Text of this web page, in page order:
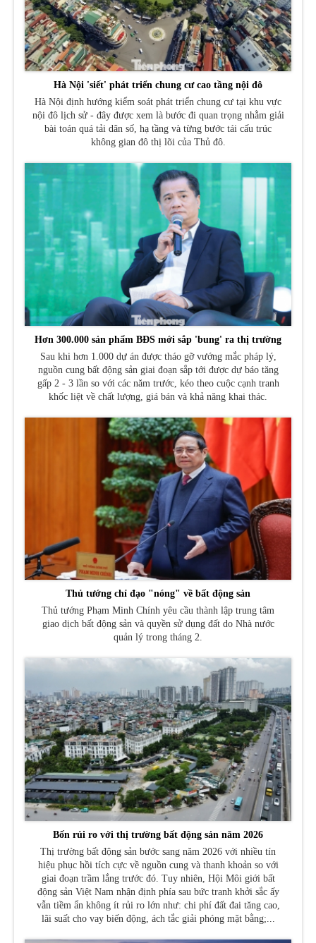
Hà Nội 'siết' phát triển chung cư cao tầng nội đô
Hà Nội định hướng kiểm soát phát triển chung cư tại khu vực
nội đô lịch sử - đây được xem là bước đi quan trọng nhằm giải
bài toán quá tải dân số, hạ tầng và từng bước tái cấu trúc
không gian đô thị lõi của Thủ đô.
Hơn 300.000 sản phẩm BĐS mới sắp 'bung' ra thị trường
Sau khi hơn 1.000 dự án được tháo gỡ vướng mắc pháp lý,
nguồn cung bất động sản giai đoạn sắp tới được dự báo tăng
gấp 2 - 3 lần so với các năm trước, kéo theo cuộc cạnh tranh
khốc liệt về chất lượng, giá bán và khả năng khai thác.
Thủ tướng chỉ đạo "nóng" về bất động sản
Thủ tướng Phạm Minh Chính yêu cầu thành lập trung tâm
giao dịch bất động sản và quyền sử dụng đất do Nhà nước
quản lý trong tháng 2.
Bốn rủi ro với thị trường bất động sản năm 2026
Thị trường bất động sản bước sang năm 2026 với nhiều tín
hiệu phục hồi tích cực về nguồn cung và thanh khoản so với
giai đoạn trầm lắng trước đó. Tuy nhiên, Hội Môi giới bất
động sản Việt Nam nhận định phía sau bức tranh khởi sắc ấy
vẫn tiềm ẩn không ít rủi ro lớn như: chi phí đất đai tăng cao,
lãi suất cho vay biến động, ách tắc giải phóng mặt bằng;...